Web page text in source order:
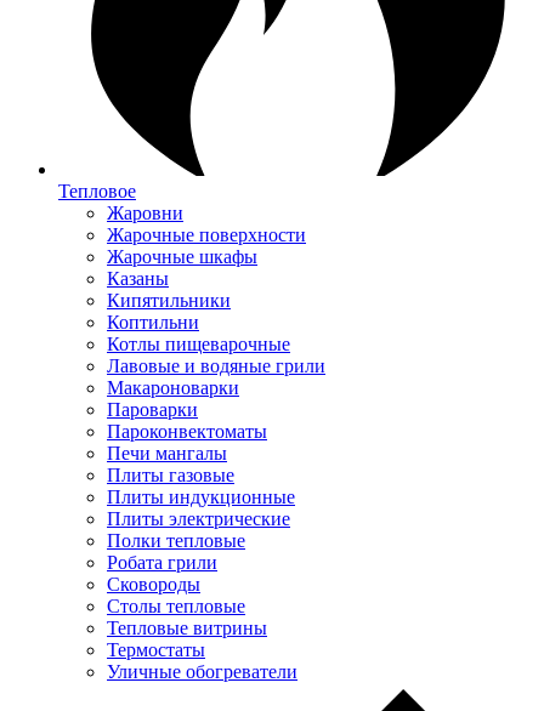
Тепловое
Жаровни
Жарочные поверхности
Жарочные шкафы
Казаны
Кипятильники
Коптильни
Котлы пищеварочные
Лавовые и водяные грили
Макароноварки
Пароварки
Пароконвектоматы
Печи мангалы
Плиты газовые
Плиты индукционные
Плиты электрические
Полки тепловые
Робата грили
Сковороды
Столы тепловые
Тепловые витрины
Термостаты
Уличные обогреватели